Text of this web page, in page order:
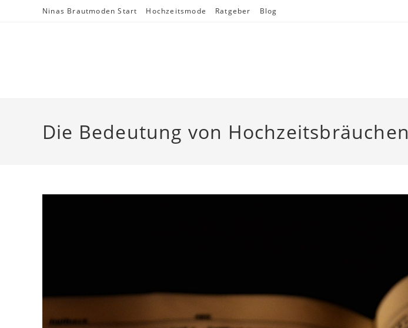
Ninas Brautmoden Start Hochzeitsmode Ratgeber Blog
Die Bedeutung von Hochzeitsbräuchen